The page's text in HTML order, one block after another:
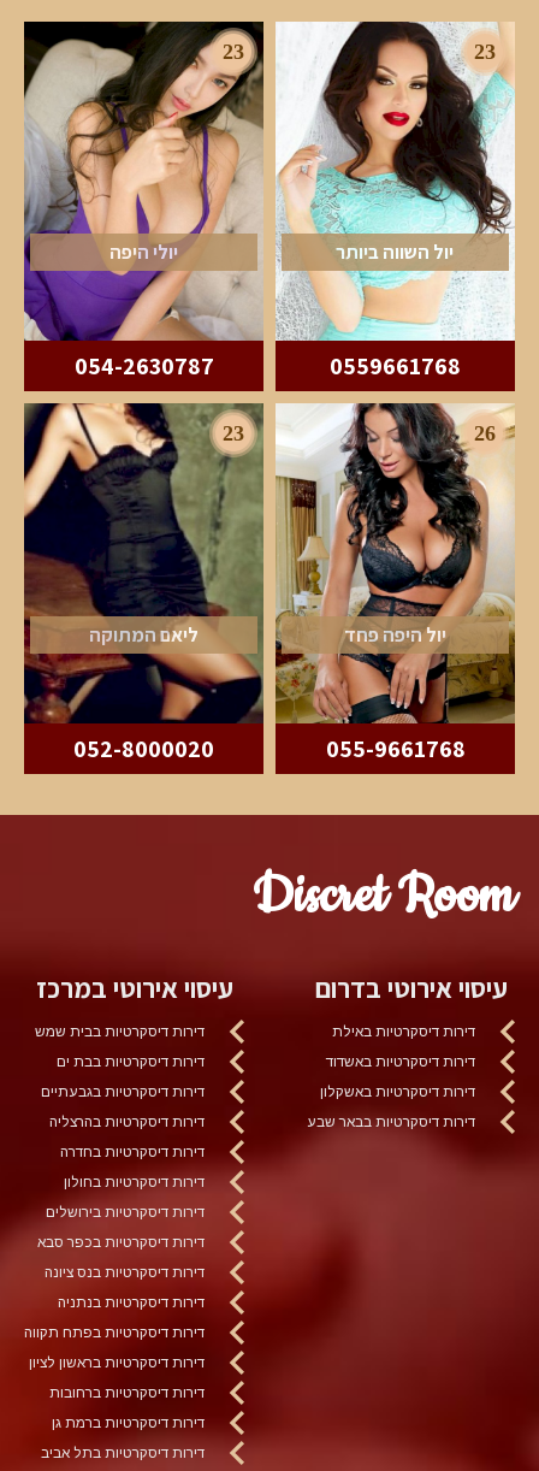
23
יול השווה ביותר
0559661768
23
יולי היפה
054-2630787
26
יול היפה פחד
055-9661768
23
ליאם המתוקה
052-8000020
Discret Room
עיסוי אירוטי בדרום
דירות דיסקרטיות באילת
דירות דיסקרטיות באשדוד
דירות דיסקרטיות באשקלון
דירות דיסקרטיות בבאר שבע
עיסוי אירוטי במרכז
דירות דיסקרטיות בבית שמש
דירות דיסקרטיות בבת ים
דירות דיסקרטיות בגבעתיים
דירות דיסקרטיות בהרצליה
דירות דיסקרטיות בחדרה
דירות דיסקרטיות בחולון
דירות דיסקרטיות בירושלים
דירות דיסקרטיות בכפר סבא
דירות דיסקרטיות בנס ציונה
דירות דיסקרטיות בנתניה
דירות דיסקרטיות בפתח תקווה
דירות דיסקרטיות בראשון לציון
דירות דיסקרטיות ברחובות
דירות דיסקרטיות ברמת גן
דירות דיסקרטיות בתל אביב